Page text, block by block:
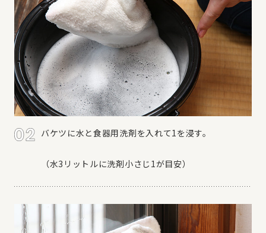
バケツに水と食器用洗剤を入れて1を浸す。
（水3リットルに洗剤小さじ1が目安）